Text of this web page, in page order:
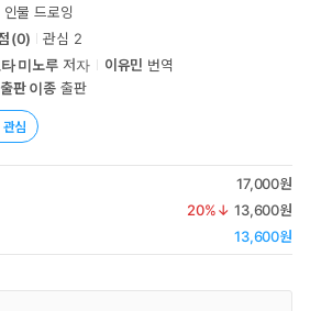
인물 드로잉
(0) 관심 2
미노루 저자 이유민 번역
판 이종 출판
관심
17,000원
20%↓ 13,600원
13,600원